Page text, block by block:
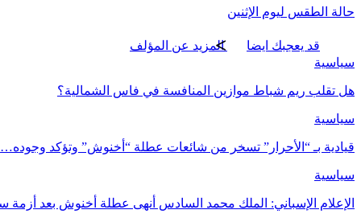
حالة الطقس ليوم الإثنين
قد يعجبك ايضا
المزيد عن المؤلف
سياسية
هل تقلب ريم شباط موازين المنافسة في فاس الشمالية؟
سياسية
قيادية بـ “الأحرار” تسخر من شائعات عطلة “أخنوش” وتؤكد وجوده…
سياسية
الإعلام الإسباني: الملك محمد السادس أنهى عطلة أخنوش بعد أزمة